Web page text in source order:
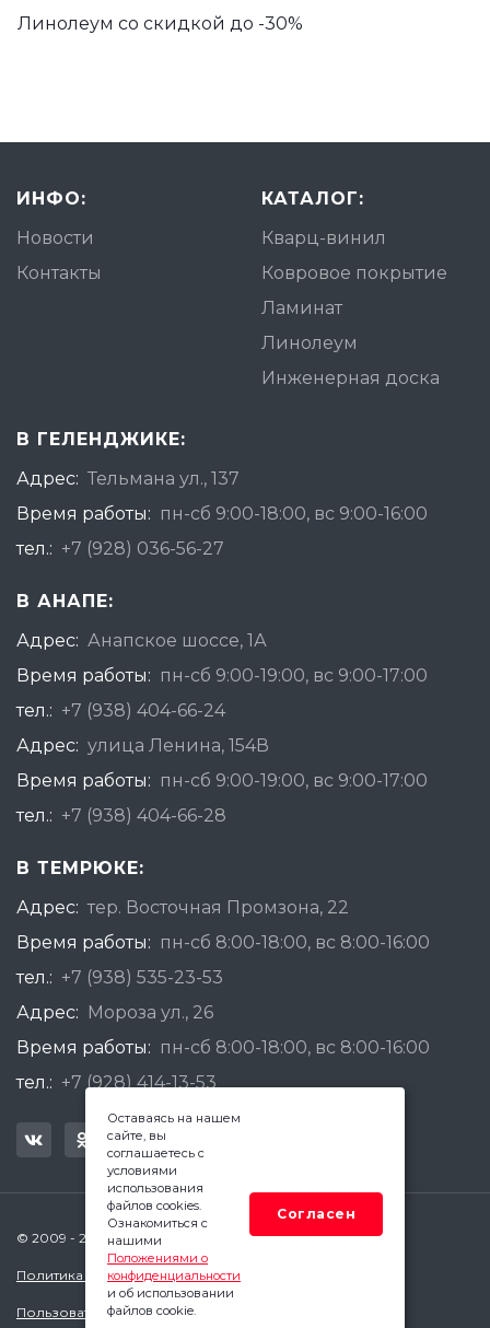
Линолеум со скидкой до -30%
ИНФО:
Новости
Контакты
КАТАЛОГ:
Кварц-винил
Ковровое покрытие
Ламинат
Линолеум
Инженерная доска
В ГЕЛЕНДЖИКЕ:
Адрес: Тельмана ул., 137
Время работы: пн-сб 9:00-18:00, вс 9:00-16:00
тел.: +7 (928) 036-56-27
В АНАПЕ:
Адрес: Анапское шоссе, 1А
Время работы: пн-сб 9:00-19:00, вс 9:00-17:00
тел.: +7 (938) 404-66-24
Адрес: улица Ленина, 154В
Время работы: пн-сб 9:00-19:00, вс 9:00-17:00
тел.: +7 (938) 404-66-28
В ТЕМРЮКЕ:
Адрес: тер. Восточная Промзона, 22
Время работы: пн-сб 8:00-18:00, вс 8:00-16:00
тел.: +7 (938) 535-23-53
Адрес: Мороза ул., 26
Время работы: пн-сб 8:00-18:00, вс 8:00-16:00
тел.: +7 (928) 414-13-53
© 2009 - 2026 Квадратный Метр - Темрюк
Политика конфиденциальности
Пользовательское соглашение
Оставаясь на нашем
сайте, вы
соглашаетесь с
условиями
использования
файлов cookies.
Ознакомиться с
нашими
Положениями о
конфиденциальности
и об использовании
файлов cookie.
Согласен